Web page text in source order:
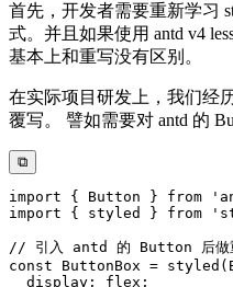
首先，开发者需要重新学习
式。并且如果使用 antd v4
基本上和重写没有区别。
在实际项目研发上，我们经
覆写。 譬如需要对 antd 的
⧉
import { Button } from
import
{ styled } from
// 引入 antd 的 Button 后做
const ButtonBox = styled (